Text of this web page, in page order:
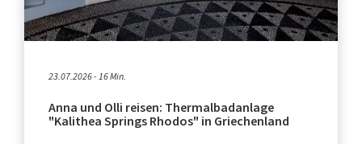
23.07.2026 - 16 Min.
Anna und Olli reisen: Thermalbadanlage
"Kalithea Springs Rhodos" in Griechenland